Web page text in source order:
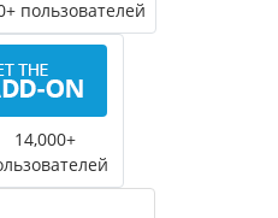
пользователей
14,000+